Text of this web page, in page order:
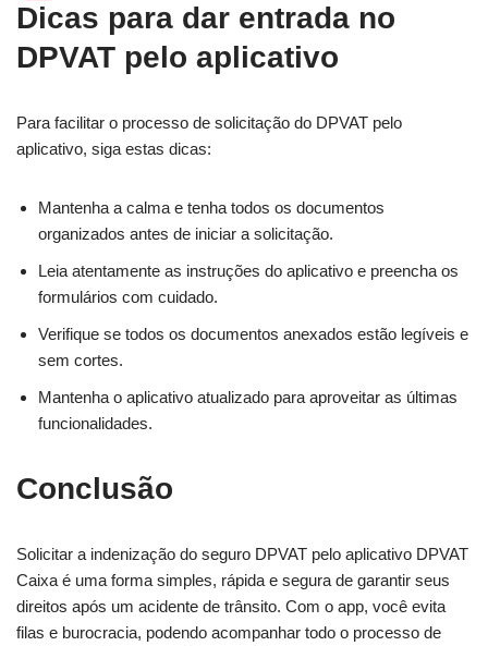
Dicas para dar entrada no
DPVAT pelo aplicativo
Para facilitar o processo de solicitação do DPVAT pelo
aplicativo, siga estas dicas:
Mantenha a calma e tenha todos os documentos
organizados antes de iniciar a solicitação.
Leia atentamente as instruções do aplicativo e preencha os
formulários com cuidado.
Verifique se todos os documentos anexados estão legíveis e
sem cortes.
Mantenha o aplicativo atualizado para aproveitar as últimas
funcionalidades.
Conclusão
Solicitar a indenização do seguro DPVAT pelo aplicativo DPVAT
Caixa é uma forma simples, rápida e segura de garantir seus
direitos após um acidente de trânsito. Com o app, você evita
filas e burocracia, podendo acompanhar todo o processo de